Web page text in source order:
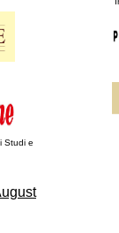
Studi e